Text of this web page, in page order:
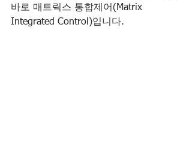
바로 매트릭스 통합제어(Matrix
Integrated Control)입니다.